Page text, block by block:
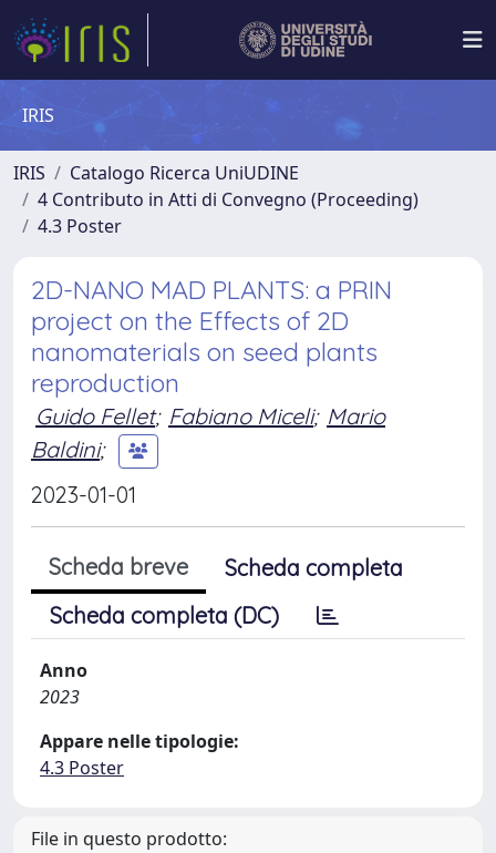
IRIS
IRIS
Catalogo Ricerca UniUDINE
4 Contributo in Atti di Convegno (Proceeding)
4.3 Poster
2D-NANO MAD PLANTS: a PRIN
project on the Effects of 2D
nanomaterials on seed plants
reproduction
Guido Fellet; Fabiano Miceli; Mario
Baldini;
2023-01-01
Scheda breve
Scheda completa
Scheda completa (DC)
Anno
2023
Appare nelle tipologie:
4.3 Poster
File in questo prodotto: